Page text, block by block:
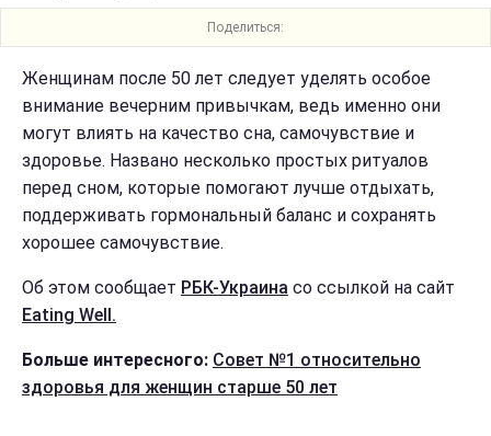
Поделиться:
Женщинам после 50 лет следует уделять особое
внимание вечерним привычкам, ведь именно они
могут влиять на качество сна, самочувствие и
здоровье. Названо несколько простых ритуалов
перед сном, которые помогают лучше отдыхать,
поддерживать гормональный баланс и сохранять
хорошее самочувствие.
Об этом сообщает РБК-Украина со ссылкой на сайт
Eating Well.
Больше интересного: Совет №1 относительно
здоровья для женщин старше 50 лет